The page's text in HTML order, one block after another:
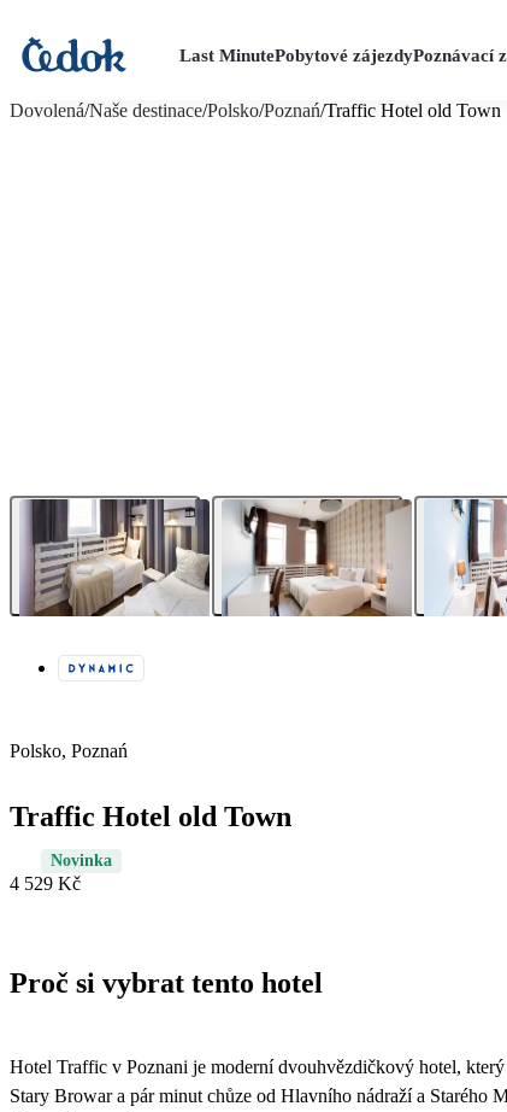
Last MinutePobytové zájezdyPoznávací
Dovolená/Naše destinace/Polsko/Poznań/Traffic Hotel old Town
Polsko, Poznań
Traffic Hotel old Town
Novinka
4 529 Kč
Proč si vybrat tento hotel
Hotel Traffic v Poznani je moderní dvouhvězdičkový hotel,
Stary Browar a pár minut chůze od Hlavního nádraží a Starého